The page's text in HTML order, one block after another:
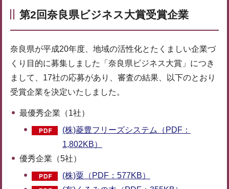
第2回奈良県ビジネス大賞受賞企業
奈良県が平成20年度、地域の活性化とたくましい企業づ
くり目的に募集しました「奈良県ビジネス大賞」につき
まして、17社の応募があり、審査の結果、以下のとおり
受賞企業を決定いたしました。
最優秀企業（1社）
(株)菱豊フリーズシステム（PDF：
1,802KB）
優秀企業（5社）
(株)粟（PDF：577KB）